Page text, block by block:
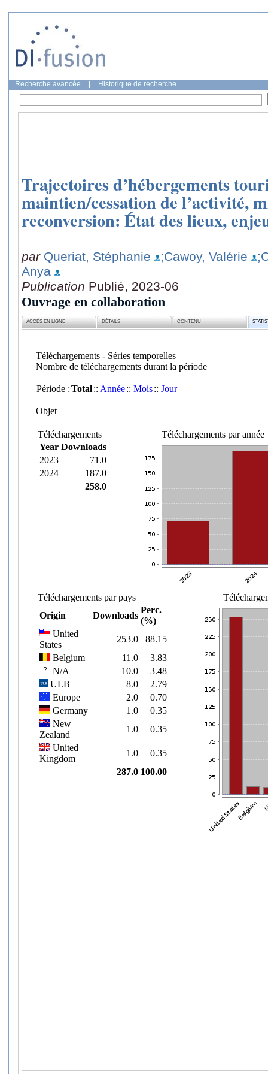
Recherche avancée Historique de recherche
Trajectoires d’hébergements
maintien/cessation de l’activité,
reconversion: État des lieux,
par Queriat, Stéphanie ;Cawoy, Valérie
Anya
Publication Publié, 2023-06
Ouvrage en collaboration
ACCÈS EN LIGNE DÉTAILS CONTENU